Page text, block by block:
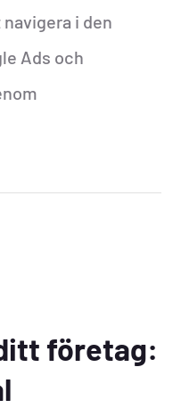
i den
Ads och
företag: